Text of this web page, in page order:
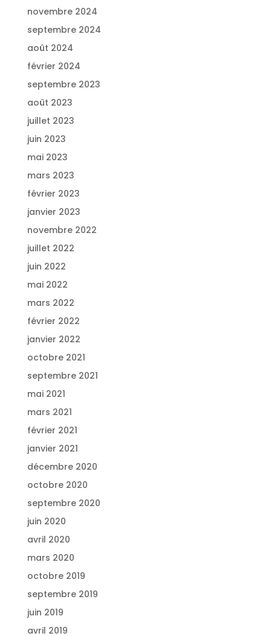
novembre 2024
septembre 2024
août 2024
février 2024
septembre 2023
août 2023
juillet 2023
juin 2023
mai 2023
mars 2023
février 2023
janvier 2023
novembre 2022
juillet 2022
juin 2022
mai 2022
mars 2022
février 2022
janvier 2022
octobre 2021
septembre 2021
mai 2021
mars 2021
février 2021
janvier 2021
décembre 2020
octobre 2020
septembre 2020
juin 2020
avril 2020
mars 2020
octobre 2019
septembre 2019
juin 2019
avril 2019